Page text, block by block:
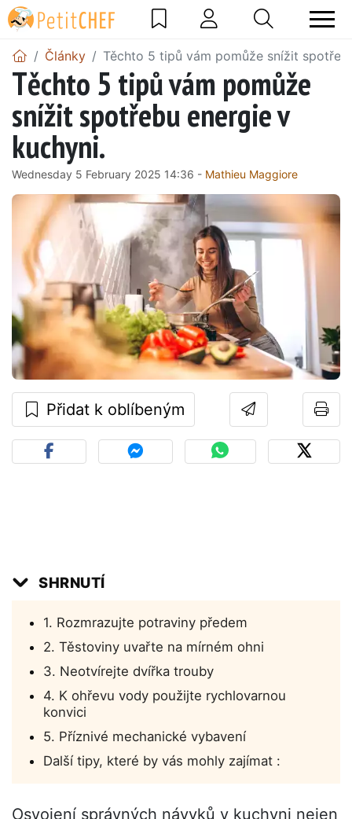
Články Těchto 5 tipů vám pomůže snížit
Těchto 5 tipů vám pomůže
snížit spotřebu energie v
kuchyni.
Wednesday 5 February 2025 14:36 - Mathieu Maggiore
Přidat k oblíbeným
SHRNUTÍ
1. Rozmrazujte potraviny předem
2. Těstoviny uvařte na mírném ohni
3. Neotvírejte dvířka trouby
4. K ohřevu vody použijte rychlovarnou
konvici
5. Příznivé mechanické vybavení
Další tipy, které by vás mohly zajímat :
Osvojení správných návyků v kuchyni nejen